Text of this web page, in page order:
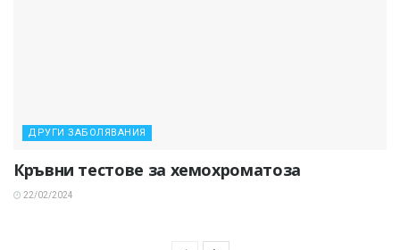
ДРУГИ ЗАБОЛЯВАНИЯ
Кръвни тестове за хемохроматоза
22/02/2024